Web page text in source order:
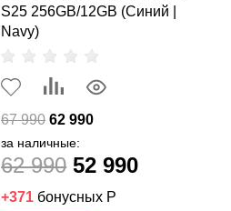
S25 256GB/12GB (Синий |
Navy)
67 990 62 990
за наличные:
62 990 52 990
+371 бонусных Р